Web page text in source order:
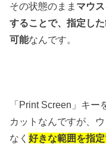
その状態のまま マウ
することで、指定し
可能なんです。
「Print Screen」キ
カットなんですが、
なく好きな範囲を指